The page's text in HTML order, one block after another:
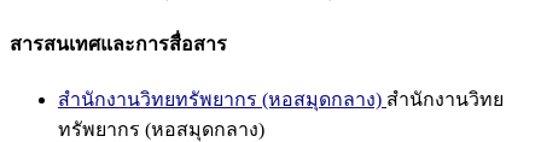
สารสนเทศและการสื่อสาร
สำนักงานวิทยทรัพยากร (หอสมุดกลาง) สำนักงานวิทย
ทรัพยากร (หอสมุดกลาง)